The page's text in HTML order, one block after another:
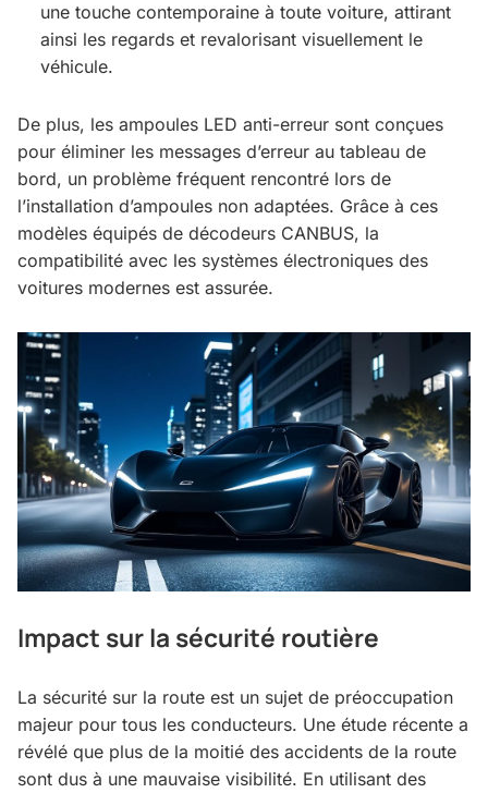
une touche contemporaine à toute voiture, attirant
ainsi les regards et revalorisant visuellement le
véhicule.
De plus, les ampoules LED anti-erreur sont conçues
pour éliminer les messages d’erreur au tableau de
bord, un problème fréquent rencontré lors de
l’installation d’ampoules non adaptées. Grâce à ces
modèles équipés de décodeurs CANBUS, la
compatibilité avec les systèmes électroniques des
voitures modernes est assurée.
Impact sur la sécurité routière
La sécurité sur la route est un sujet de préoccupation
majeur pour tous les conducteurs. Une étude récente a
révélé que plus de la moitié des accidents de la route
sont dus à une mauvaise visibilité. En utilisant des